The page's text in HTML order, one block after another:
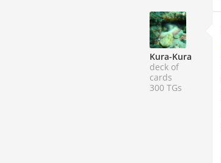
Kura-Kura
deck of
cards
300 TGs